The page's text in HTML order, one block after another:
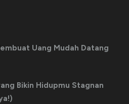
Uang Mudah Datang
Bikin Hidupmu Stagnan